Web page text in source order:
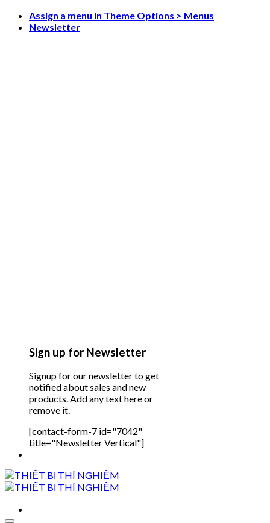
Skip
Assign a menu in Theme Options > Menus
Newsletter
Sign up for Newsletter
Signup for our newsletter to get
notified about sales and new
products. Add any text here or
remove it.
[contact-form-7 id="7042"
title="Newsletter Vertical"]